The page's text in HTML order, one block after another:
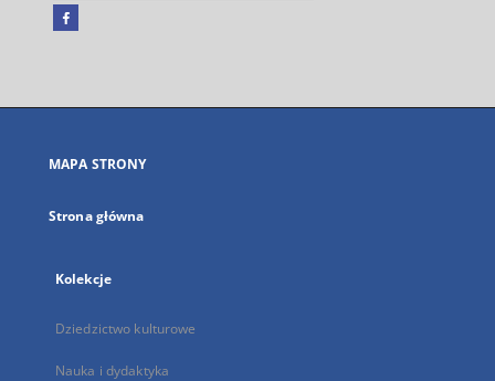
Facebook
się
karcie
MAPA STRONY
Strona główna
Kolekcje
Dziedzictwo kulturowe
Nauka i dydaktyka